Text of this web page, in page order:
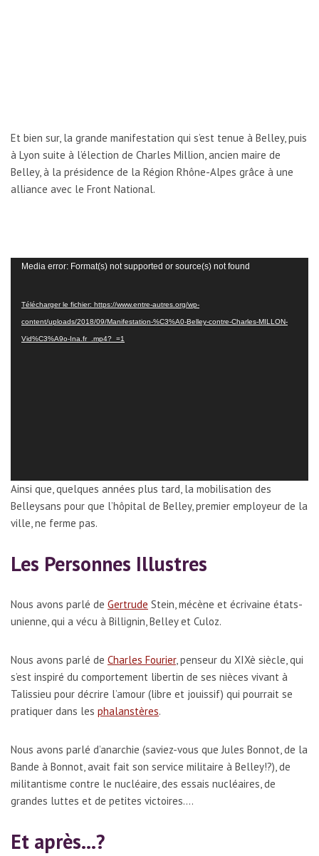
Et bien sur, la grande manifestation qui s’est tenue à Belley, puis
à Lyon suite à l’élection de Charles Million, ancien maire de
Belley, à la présidence de la Région Rhône-Alpes grâce à une
alliance avec le Front National.
Media error: Format(s) not supported or source(s) not found
Télécharger le fichier: https://www.entre-autres.org/wp-
content/uploads/2018/09/Manifestation-%C3%A0-Belley-contre-Charles-MILLON-
Vid%C3%A9o-Ina.fr_.mp4?_=1
Ainsi que, quelques années plus tard, la mobilisation des
Belleysans pour que l’hôpital de Belley, premier employeur de la
ville, ne ferme pas.
Les Personnes Illustres
Nous avons parlé de Gertrude Stein, mécène et écrivaine états-
unienne, qui a vécu à Billignin, Belley et Culoz.
Nous avons parlé de Charles Fourier, penseur du XIXè siècle, qui
s’est inspiré du comportement libertin de ses nièces vivant à
Talissieu pour décrire l’amour (libre et jouissif) qui pourrait se
pratiquer dans les phalanstères.
Nous avons parlé d’anarchie (saviez-vous que Jules Bonnot, de la
Bande à Bonnot, avait fait son service militaire à Belley!?), de
militantisme contre le nucléaire, des essais nucléaires, de
grandes luttes et de petites victoires….
Et après…?